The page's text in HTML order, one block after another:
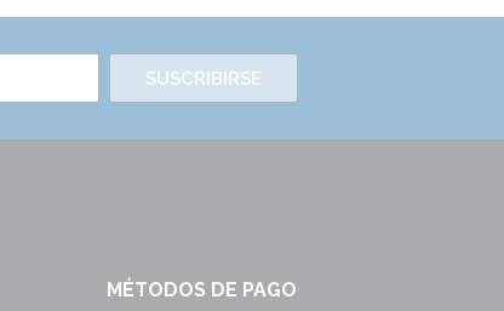
SUSCRIBIRSE
MÉTODOS DE PAGO